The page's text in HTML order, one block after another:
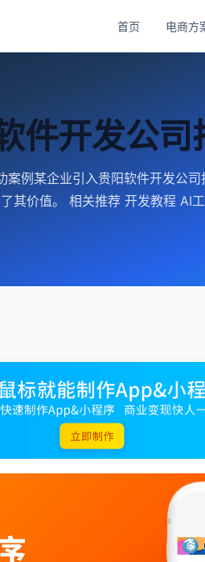
首页 电商方
件开发公司
例某企业引入贵阳软件开发公司
其价值。 相关推荐 开发教程 AI